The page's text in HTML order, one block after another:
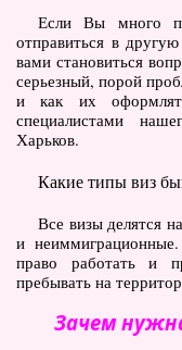
Болгария от $62
ОАЭ от $345
Украина от $11
Туры
Горящие туры
Туры по Украине
Полезно
Журнал ярких
Если Вы много
отправиться в
вами становиться
серьезный, порой
и как их
специалистами
Харьков.
Какие типы виз
Все визы делятся
и
право работать и
пребывать на
Зачем